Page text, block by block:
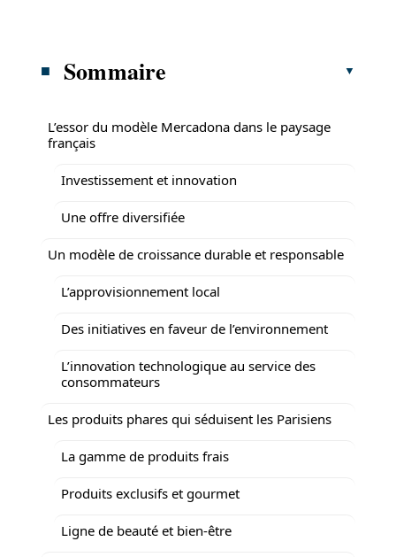
Sommaire
L’essor du modèle Mercadona dans le paysage
français
Investissement et innovation
Une offre diversifiée
Un modèle de croissance durable et responsable
L’approvisionnement local
Des initiatives en faveur de l’environnement
L’innovation technologique au service des
consommateurs
Les produits phares qui séduisent les Parisiens
La gamme de produits frais
Produits exclusifs et gourmet
Ligne de beauté et bien-être